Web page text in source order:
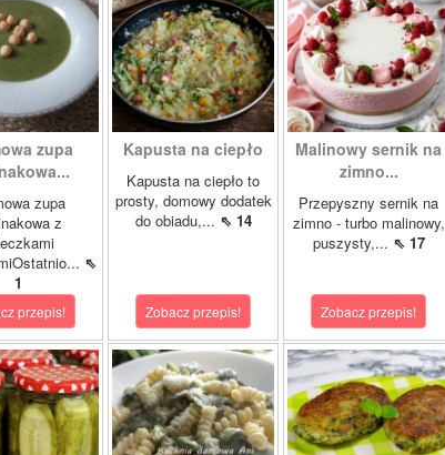
zupa
zupa
z
⇖
1
przepis!
Kapusta na ciepło
Kapusta na ciepło to
prosty, domowy dodatek
do obiadu,... ⇖ 14
Zobacz przepis!
Malinowy sernik na
zimno...
Przepyszny sernik na
zimno - turbo malinowy,
puszysty,... ⇖ 17
Zobacz przepis!